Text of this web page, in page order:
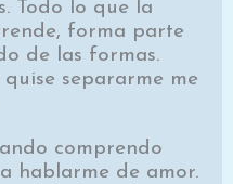
Todo lo que la
forma parte
de las formas.
separarme me
comprendo
hablarme de amor.